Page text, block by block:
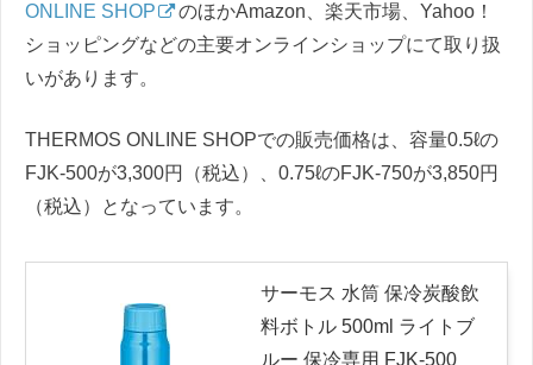
ONLINE SHOP
のほかAmazon、楽天市場、Yahoo！
ショッピングなどの主要オンラインショップにて取り扱
いがあります。
THERMOS ONLINE SHOPでの販売価格は、容量0.5ℓの
FJK-500が3,300円（税込）、0.75ℓのFJK-750が3,850円
（税込）となっています。
サーモス 水筒 保冷炭酸飲
料ボトル 500ml ライトブ
ルー 保冷専用 FJK-500